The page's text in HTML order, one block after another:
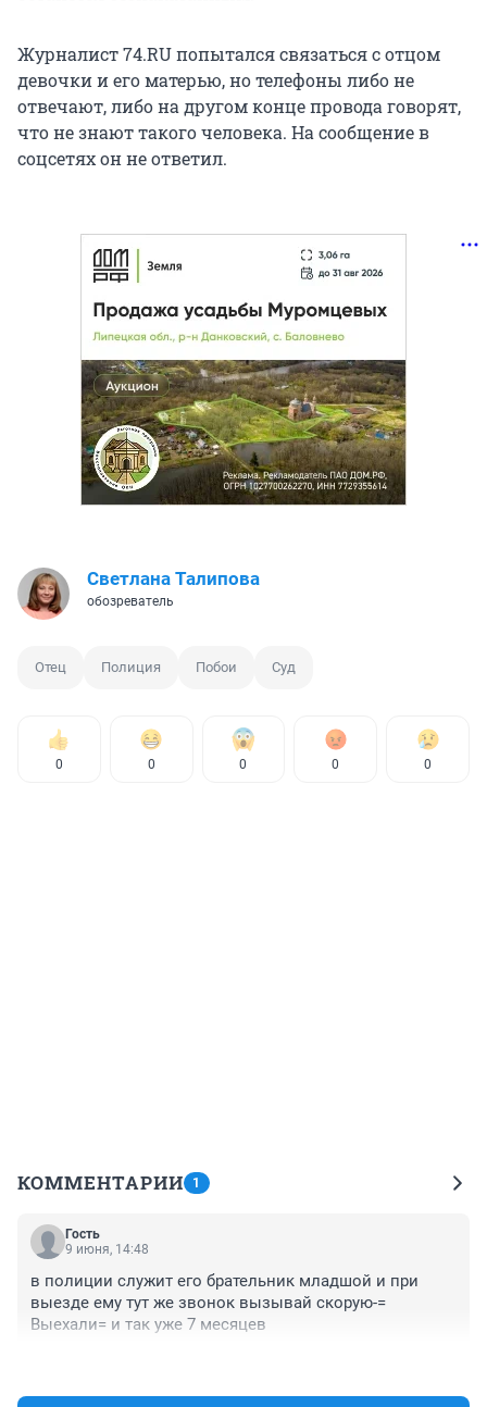
Журналист 74.RU попытался связаться с отцом
девочки и его матерью, но телефоны либо не
отвечают, либо на другом конце провода говорят,
что не знают такого человека. На сообщение в
соцсетях он не ответил.
Светлана Талипова
обозреватель
Отец Полиция Побои Суд
0 0 0 0 0
КОММЕНТАРИИ 1
Гость
9 июня, 14:48
в полиции служит его брательник младшой и при
выезде ему тут же звонок вызывай скорую-=
Выехали= и так уже 7 месяцев